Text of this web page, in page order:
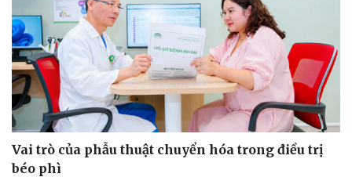
Vai trò của phẫu thuật chuyển hóa trong điều trị
béo phì